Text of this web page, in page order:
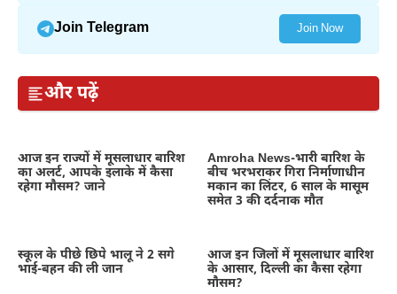
Join Telegram Join Now
और पढ़ें
आज इन राज्यों में मूसलाधार बारिश
का अलर्ट, आपके इलाके में कैसा
रहेगा मौसम? जाने
Amroha News-भारी बारिश के
बीच भरभराकर गिरा निर्माणाधीन
मकान का लिंटर, 6 साल के मासूम
समेत 3 की दर्दनाक मौत
स्कूल के पीछे छिपे भालू ने 2 सगे
भाई-बहन की ली जान
आज इन जिलों में मूसलाधार बारिश
के आसार, दिल्ली का कैसा रहेगा
मौसम?